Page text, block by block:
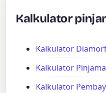
Kalkulator
Kalkulator
Kalkulator
Kalkulator